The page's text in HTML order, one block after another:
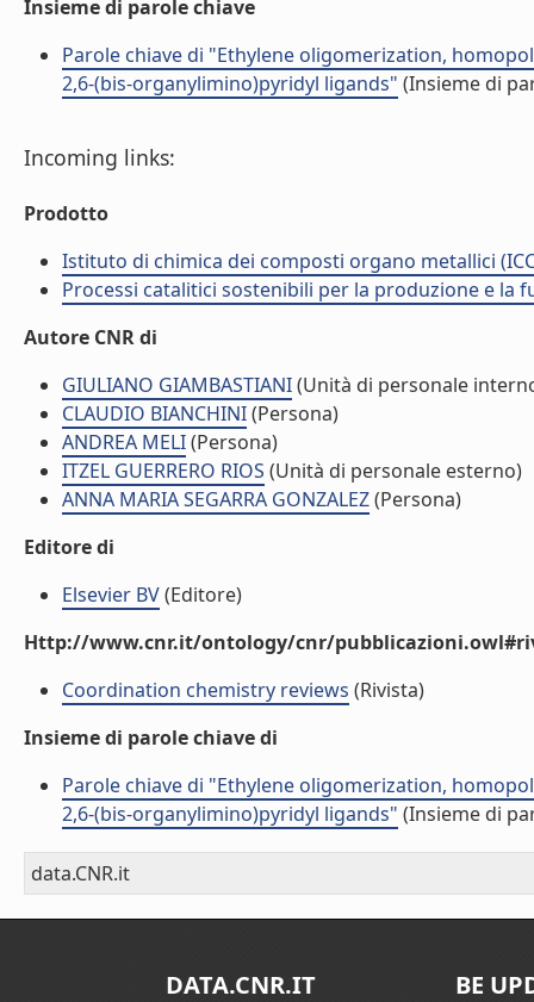
Insieme di parole chiave
Parole chiave di "Ethylene oligomerization,
2,6-(bis-organylimino)pyridyl ligands" (Insieme di
Incoming links:
Prodotto
Istituto di chimica dei composti organo metallici
Processi catalitici sostenibili per la produzione e la
Autore CNR di
GIULIANO GIAMBASTIANI(Unità di personale
CLAUDIO BIANCHINI(Persona)
ANDREA MELI(Persona)
ITZEL GUERRERO RIOS (Unità di personale esterno)
ANNA MARIA SEGARRA GONZALEZ(Persona)
Editore di
Elsevier BV(Editore)
Http://www.cnr.it/ontology/cnr/
Coordination chemistry reviews (Rivista)
Insieme di parole chiave di
Parole chiave di "Ethylene oligomerization,
2,6-(bis-organylimino)pyridyl ligands" (Insieme di
data.CNR.it
DATA.CNR.IT BE